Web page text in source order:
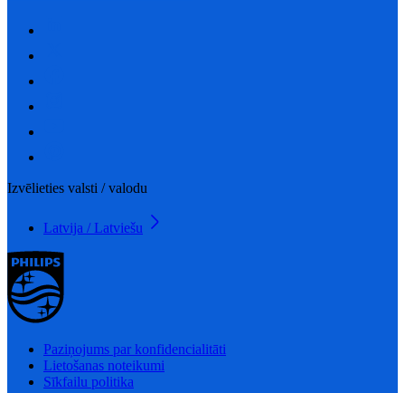
Izvēlieties valsti / valodu
Latvija / Latviešu
Paziņojums par konfidencialitāti
Lietošanas noteikumi
Sīkfailu politika